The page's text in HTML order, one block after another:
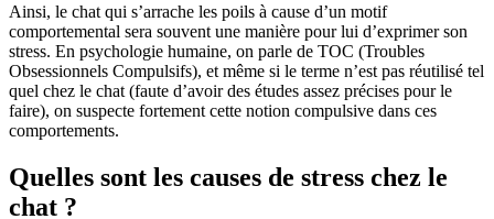
Ainsi, le chat qui s’arrache les poils à cause d’un motif
comportemental sera souvent une manière pour lui d’exprimer son
stress. En psychologie humaine, on parle de TOC (Troubles
Obsessionnels Compulsifs), et même si le terme n’est pas réutilisé tel
quel chez le chat (faute d’avoir des études assez précises pour le
faire), on suspecte fortement cette notion compulsive dans ces
comportements.
Quelles sont les causes de stress chez le
chat ?